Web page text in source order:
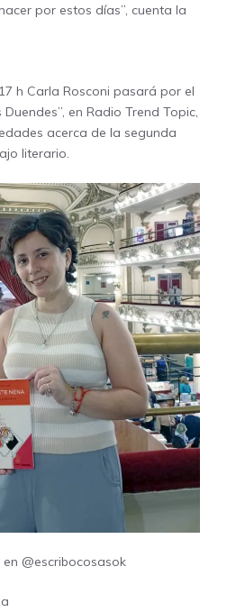
por estos días”, cuenta la
h Carla Rosconi pasará por el
en Radio Trend Topic,
acerca de la segunda
literario.
@escribocosasok